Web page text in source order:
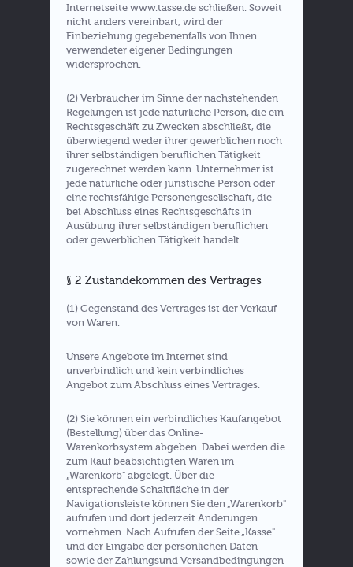
Internetseite www.tasse.de schließen. Soweit
nicht anders vereinbart, wird der
Einbeziehung gegebenenfalls von Ihnen
verwendeter eigener Bedingungen
widersprochen.
(2) Verbraucher im Sinne der nachstehenden
Regelungen ist jede natürliche Person, die ein
Rechtsgeschäft zu Zwecken abschließt, die
überwiegend weder ihrer gewerblichen noch
ihrer selbständigen beruflichen Tätigkeit
zugerechnet werden kann. Unternehmer ist
jede natürliche oder juristische Person oder
eine rechtsfähige Personengesellschaft, die
bei Abschluss eines Rechtsgeschäfts in
Ausübung ihrer selbständigen beruflichen
oder gewerblichen Tätigkeit handelt.
§ 2 Zustandekommen des Vertrages
(1) Gegenstand des Vertrages ist der Verkauf
von Waren.
Unsere Angebote im Internet sind
unverbindlich und kein verbindliches
Angebot zum Abschluss eines Vertrages.
(2) Sie können ein verbindliches Kaufangebot
(Bestellung) über das Online-
Warenkorbsystem abgeben. Dabei werden die
zum Kauf beabsichtigten Waren im
„Warenkorb" abgelegt. Über die
entsprechende Schaltfläche in der
Navigationsleiste können Sie den „Warenkorb"
aufrufen und dort jederzeit Änderungen
vornehmen. Nach Aufrufen der Seite „Kasse"
und der Eingabe der persönlichen Daten
sowie der Zahlungsund Versandbedingungen